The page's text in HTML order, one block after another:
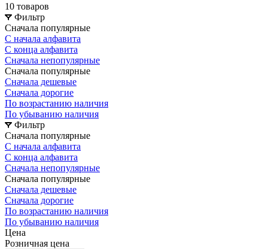
10 товаров
Фильтр
Сначала популярные
С начала алфавита
С конца алфавита
Сначала непопулярные
Сначала популярные
Сначала дешевые
Сначала дорогие
По возрастанию наличия
По убыванию наличия
Фильтр
Сначала популярные
С начала алфавита
С конца алфавита
Сначала непопулярные
Сначала популярные
Сначала дешевые
Сначала дорогие
По возрастанию наличия
По убыванию наличия
Цена
Розничная цена